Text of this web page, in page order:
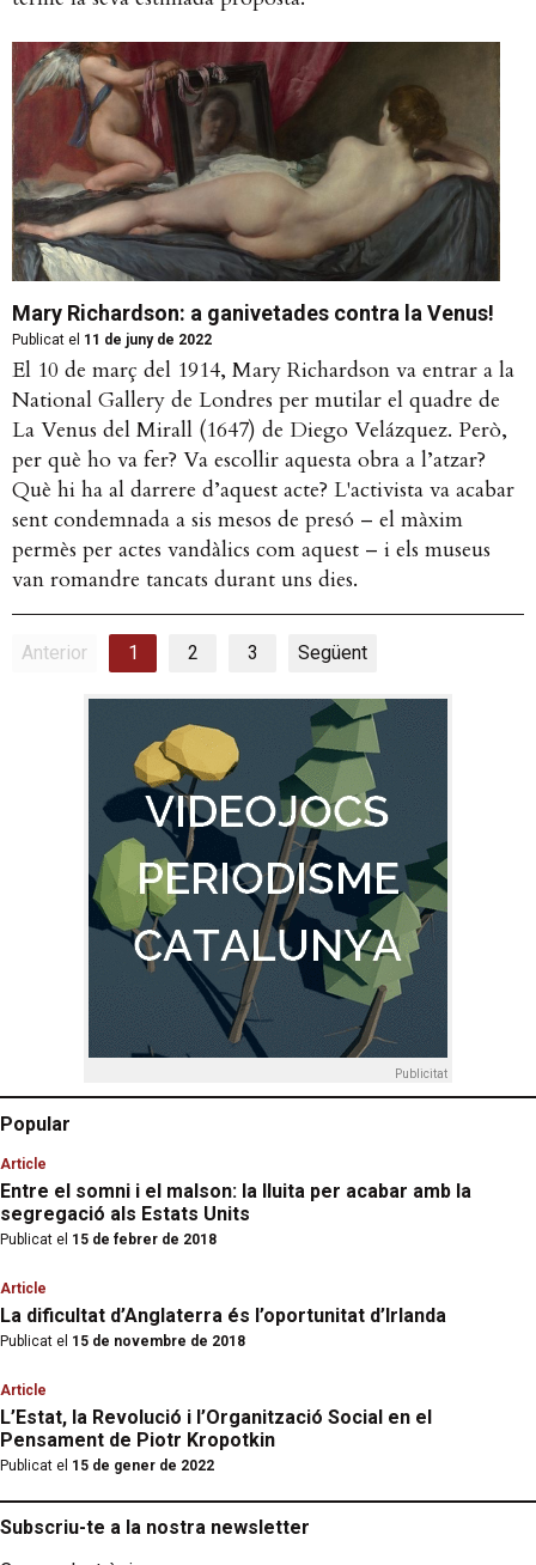
Mary Richardson: a ganivetades contra la Venus!
Publicat el 11 de juny de 2022
El 10 de març del 1914, Mary Richardson va entrar a la
National Gallery de Londres per mutilar el quadre de
La Venus del Mirall (1647) de Diego Velázquez. Però,
per què ho va fer? Va escollir aquesta obra a l’atzar?
Què hi ha al darrere d’aquest acte? L'activista va acabar
sent condemnada a sis mesos de presó – el màxim
permès per actes vandàlics com aquest – i els museus
van romandre tancats durant uns dies.
Anterior 1 2 3 Següent
Publicitat
Popular
Article
Entre el somni i el malson: la lluita per acabar amb la
segregació als Estats Units
Publicat el 15 de febrer de 2018
Article
La dificultat d’Anglaterra és l’oportunitat d’Irlanda
Publicat el 15 de novembre de 2018
Article
L’Estat, la Revolució i l’Organització Social en el
Pensament de Piotr Kropotkin
Publicat el 15 de gener de 2022
Subscriu-te a la nostra newsletter